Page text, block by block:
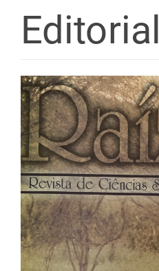
Editorial
Barra
lateral
de
artigos